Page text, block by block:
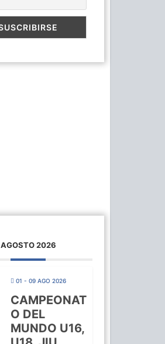
AGOSTO 2026
01 - 09 AGO 2026
CAMPEONAT
O DEL
MUNDO U16,